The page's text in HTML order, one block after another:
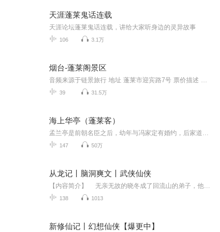
天涯蓬莱鬼话连载
天涯论坛蓬莱鬼话连载，讲给大家听身边的灵异故事
106 3.1万
烟台-蓬莱阁景区
39 31.5万
海上华亭（蓬莱客）
147 50万
从龙记丨脑洞爽文丨武侠仙侠
138 1013
新修仙记丨幻想仙侠【爆更中】